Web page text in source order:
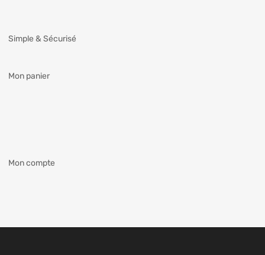
Simple & Sécurisé
Mon panier
Mon compte